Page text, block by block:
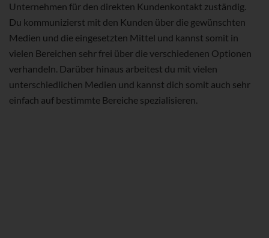
Unternehmen für den direkten Kundenkontakt zuständig.
Du kommunizierst mit den Kunden über die gewünschten
Medien und die eingesetzten Mittel und kannst somit in
vielen Bereichen sehr frei über die verschiedenen Optionen
verhandeln. Darüber hinaus arbeitest du mit vielen
unterschiedlichen Medien und kannst dich somit auch sehr
einfach auf bestimmte Bereiche spezialisieren.